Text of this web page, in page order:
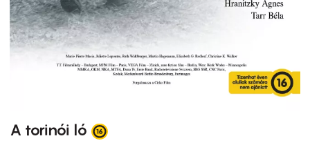
A torinói ló